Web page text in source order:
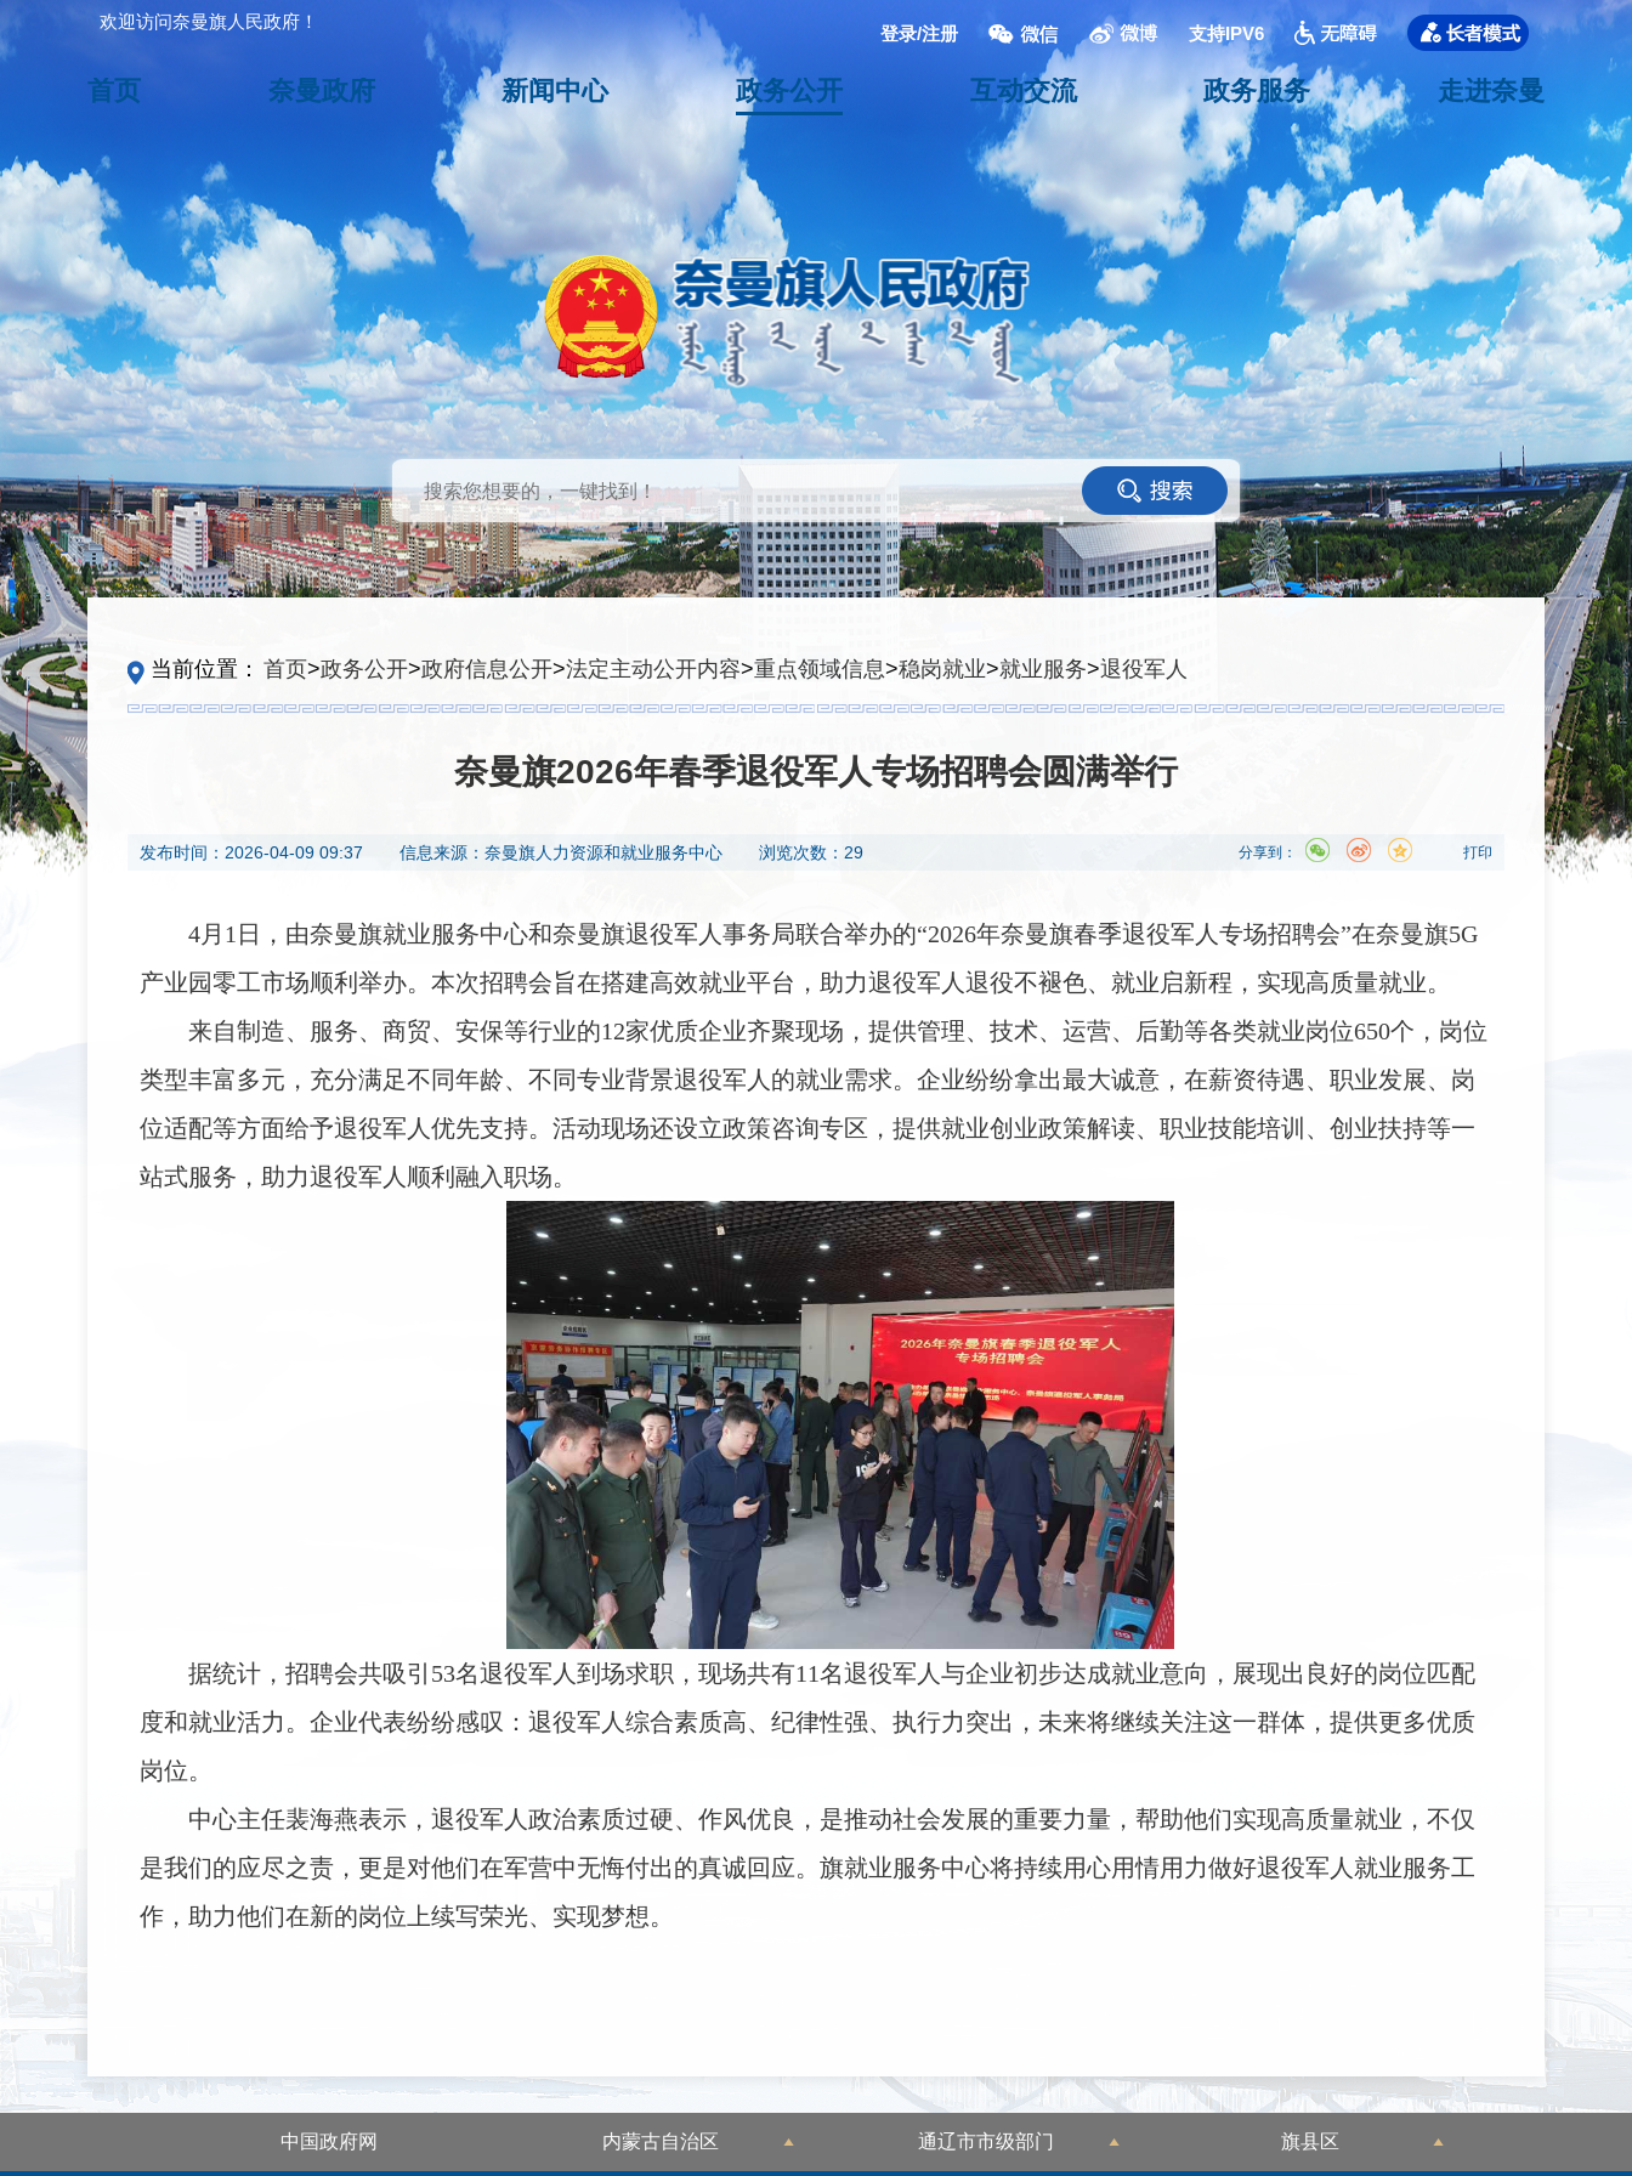
欢迎访问奈曼旗人民政府！
登录/注册 支持IPV6
首页 奈曼政府 新闻中心 政务公开 互动交流 政务服务 走进奈曼
当前位置： 首页>政务公开>政府信息公开>法定主动公开内容>重点领域信息>稳岗就业>就业服务>退役军人
奈曼旗2026年春季退役军人专场招聘会圆满举行
发布时间： 2026-04-09 09:37 信息来源： 奈曼旗人力资源和就业服务中心 浏览次数：29 打印
分享到：
4月1日，由奈曼旗就业服务中心和奈曼旗退役军人事务局联合举办的“2026年奈曼旗春季退役军人专场招聘会”在奈曼旗5G
产业园零工市场顺利举办。本次招聘会旨在搭建高效就业平台，助力退役军人退役不褪色、就业启新程，实现高质量就业。
来自制造、服务、商贸、安保等行业的12家优质企业齐聚现场，提供管理、技术、运营、后勤等各类就业岗位650个，岗位
类型丰富多元，充分满足不同年龄、不同专业背景退役军人的就业需求。企业纷纷拿出最大诚意，在薪资待遇、职业发展、岗
位适配等方面给予退役军人优先支持。活动现场还设立政策咨询专区，提供就业创业政策解读、职业技能培训、创业扶持等一
站式服务，助力退役军人顺利融入职场。
据统计，招聘会共吸引53名退役军人到场求职，现场共有11名退役军人与企业初步达成就业意向，展现出良好的岗位匹配
度和就业活力。企业代表纷纷感叹：退役军人综合素质高、纪律性强、执行力突出，未来将继续关注这一群体，提供更多优质
岗位。
中心主任裴海燕表示，退役军人政治素质过硬、作风优良，是推动社会发展的重要力量，帮助他们实现高质量就业，不仅
是我们的应尽之责，更是对他们在军营中无悔付出的真诚回应。 旗就业服务中心将持续用心用情用力做好退役军人就业服务工
作，助力他们在新的岗位上续写荣光、实现梦想。
中国政府网 内蒙古自治区 通辽市市级部门 旗县区